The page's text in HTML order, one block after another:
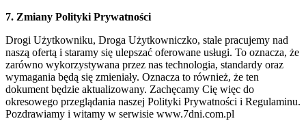
7. Zmiany Polityki Prywatności
Drogi Użytkowniku, Droga Użytkowniczko, stale pracujemy nad
naszą ofertą i staramy się ulepszać oferowane usługi. To oznacza, że
zarówno wykorzystywana przez nas technologia, standardy oraz
wymagania będą się zmieniały. Oznacza to również, że ten
dokument będzie aktualizowany. Zachęcamy Cię więc do
okresowego przeglądania naszej Polityki Prywatności i Regulaminu.
Pozdrawiamy i witamy w serwisie www.7dni.com.pl